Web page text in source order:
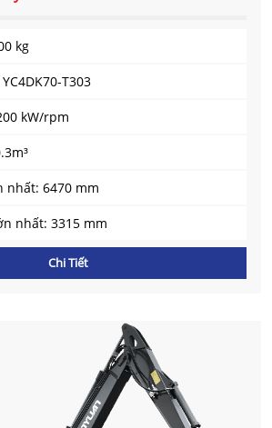
kg
T303
kW/rpm
nhất: 6470 mm
nhất: 3315 mm
Chi Tiết